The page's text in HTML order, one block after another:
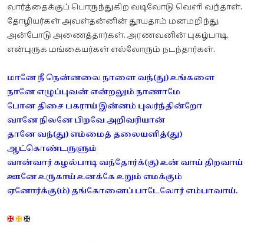
வார்த்தைக்குப் பொருந்துகிற வடிவோடு வெளி வந்தாள்.
தோழியர்கள் அவள்தன்னின் தூயதாம் மனமறிந்து,
அன்போடு அணைத்தார்கள். அரணவனின் புகழ்பாடி,
என்புருக மங்கையர்கள் எல்லோரும் நடந்தார்கள்.
மானே நீ நென்னலை நாளை வந்(து) உங்களை
நானே எழுப்புவன் என்றலும் நாணாமே
போன திசை பகராய் இன்னம் புலர்ந்தின்றோ
வானே நிலனே பிறவே அறிவரியான்
தானே வந்(து) எம்மைத் தலையளித்(து)
ஆட்கொண்டருளும்
வான்வார் கழல்பாடி வந்தோர்க்(கு) உன் வாய் திறவாய்
ஊனே உருகாய் உனக்கே உறும் எமக்கும்
ஏனோர்க்கு(ம்) தங்கோனைப் பாடேலோர் எம்பாவாய்.
✠✠✠